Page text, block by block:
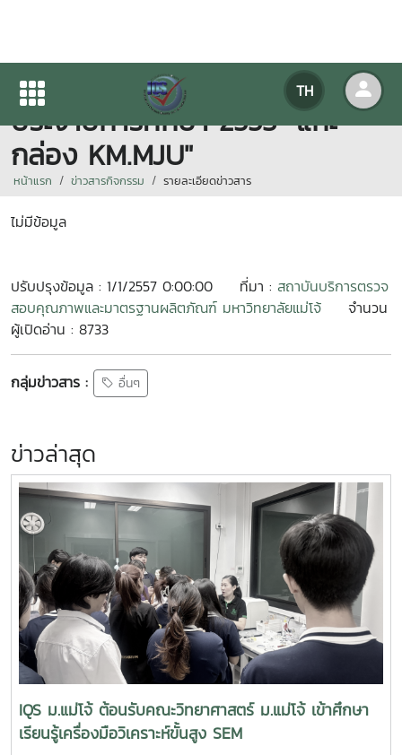
TH
จัดโครงการกิจกรรม KM แฟร์
ประจำปีการศึกษา 2553 "แกะ
กล่อง KM.MJU"
หน้าแรก ข่าวสารกิจกรรม รายละเอียดข่าวสาร
ไม่มีข้อมูล
ปรับปรุงข้อมูล : 1/1/2557 0:00:00 ที่มา : สถาบันบริการตรวจ
สอบคุณภาพและมาตรฐานผลิตภัณฑ์ มหาวิทยาลัยแม่โจ้
จำนวน
ผู้เปิดอ่าน : 8733
กลุ่มข่าวสาร : อื่นๆ
ข่าวล่าสุด
IQS ม.แม่โจ้ ต้อนรับคณะวิทยาศาสตร์ ม.แม่โจ้ เข้าศึกษา
เรียนรู้เครื่องมือวิเคราะห์ขั้นสูง SEM